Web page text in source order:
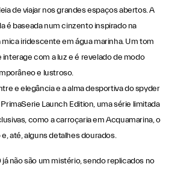
de viajar nos grandes espaços abertos. A
é baseada num cinzento inspirado na
iridescente em água marinha. Um tom
com a luz e é revelado de modo
e lustroso.
e elegância e a alma desportiva do spyder
Launch Edition, uma série limitada
como a carroçaria em Acquamarina, o
até, alguns detalhes dourados.
não são um mistério, sendo replicados no